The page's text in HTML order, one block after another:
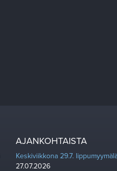
AJANKOHTAISTA
Keskiviikkona 29.7.
27.07.2026